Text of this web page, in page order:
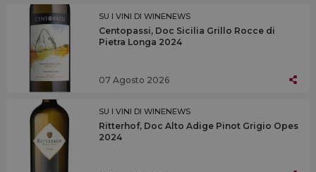
SU I VINI DI WINENEWS
Centopassi, Doc Sicilia Grillo Rocce di
Pietra Longa 2024
07 Agosto 2026
SU I VINI DI WINENEWS
Ritterhof, Doc Alto Adige Pinot Grigio Opes
2024